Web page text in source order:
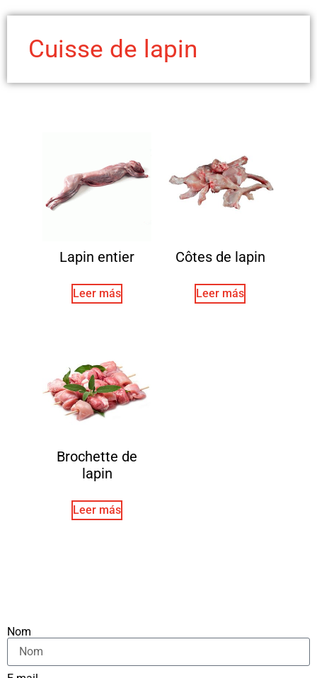
Cuisse de lapin
Lapin entier
Leer más
Côtes de lapin
Leer más
Brochette de
lapin
Leer más
Nom